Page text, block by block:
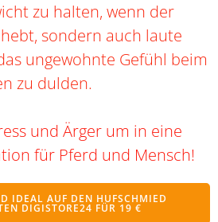
zu halten, wenn der
sondern auch laute
ungewohnte Gefühl beim
zu dulden.
und Ärger um in eine
für Pferd und Mensch!
IDEAL AUF DEN HUFSCHMIED
DIGISTORE24 FÜR 19 €